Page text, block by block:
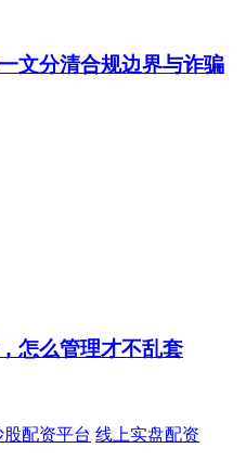
文分清合规边界与诈骗
怎么管理才不乱套
股配资平台 线上实盘配资